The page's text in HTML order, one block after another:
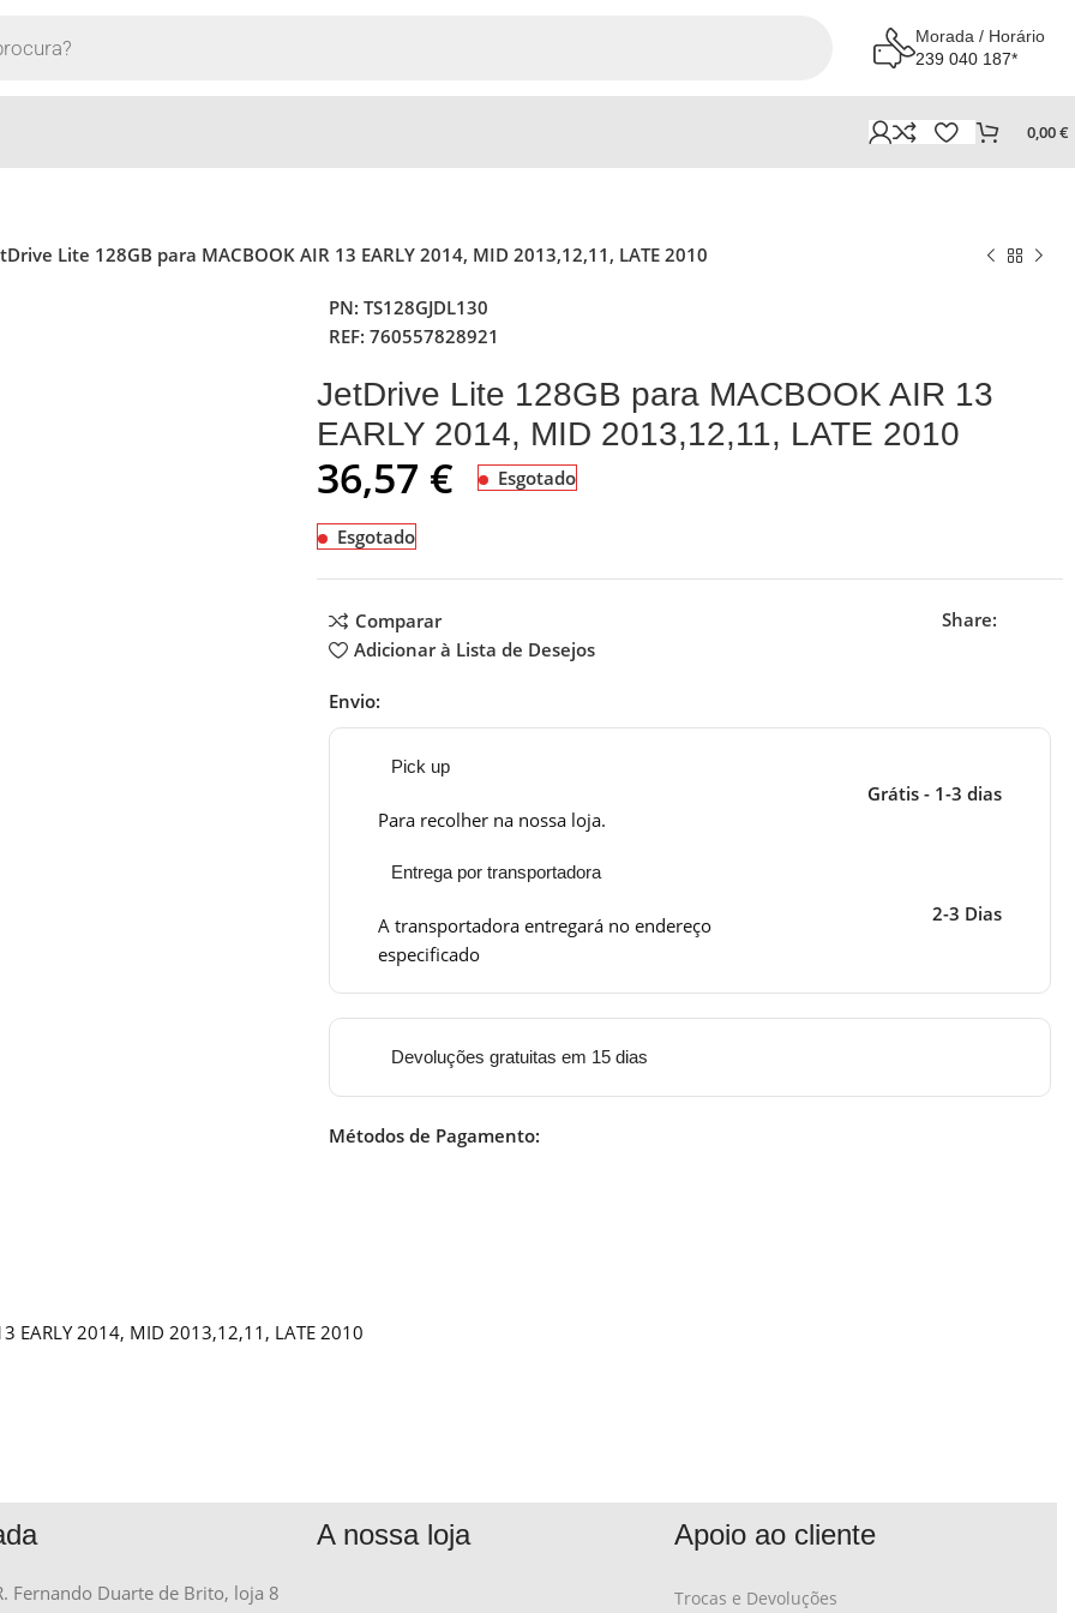
Morada / Horário
239 040 187*
0,00€
Lite 128GB para MACBOOK AIR 13 EARLY 2014, MID 2013,12,11, LATE 2010
PN: TS128GJDL130
REF: 760557828921
JetDrive Lite 128GB para MACBOOK AIR 13
EARLY 2014, MID 2013,12,11, LATE 2010
36,57 € Esgotado
Esgotado
Comparar
Adicionar à Lista de Desejos
Share:
Envio:
Pick up
Para recolher na nossa loja.
Grátis - 1-3 dias
Entrega por transportadora
A transportadora entregará no endereço
especificado
2-3 Dias
Devoluções gratuitas em 15 dias
Métodos de Pagamento:
EARLY 2014, MID 2013,12,11, LATE 2010
Fernando Duarte de Brito, loja 8
A nossa loja Apoio ao cliente
Trocas e Devoluções